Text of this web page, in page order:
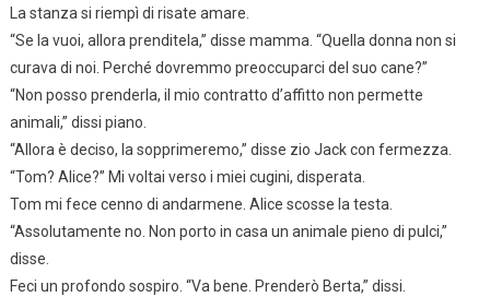
La stanza si riempì di risate amare.
“Se la vuoi, allora prenditela,” disse mamma. “Quella donna non si
curava di noi. Perché dovremmo preoccuparci del suo cane?”
“Non posso prenderla, il mio contratto d’affitto non permette
animali,” dissi piano.
“Allora è deciso, la sopprimeremo,” disse zio Jack con fermezza.
“Tom? Alice?” Mi voltai verso i miei cugini, disperata.
Tom mi fece cenno di andarmene. Alice scosse la testa.
“Assolutamente no. Non porto in casa un animale pieno di pulci,”
disse.
Feci un profondo sospiro. “Va bene. Prenderò Berta,” dissi.